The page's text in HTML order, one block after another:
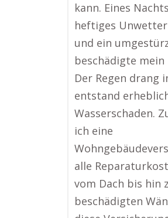
kann. Eines
heftiges
und ein
beschädigte mein
Der Regen drang
entstand
Wasserschaden.
ich eine
alle
vom Dach bis hin
beschädigten